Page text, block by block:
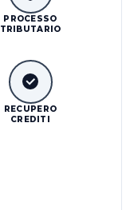
PROCESSO
TRIBUTARIO
RECUPERO
CREDITI